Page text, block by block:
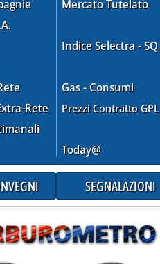
Rete
Mercato Tutelato
Indice Selectra - SQ
Gas - Consumi
Prezzi Contratto GPL
Today@
SEGNALAZIONI